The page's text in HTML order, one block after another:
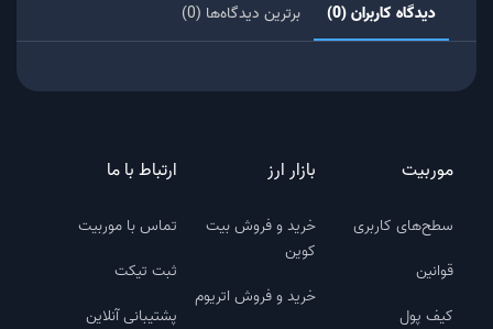
دیدگاه کاربران (0) برترین دیدگاه‌ها (0)
موربیت
سطح‌های کاربری
قوانین
کیف پول
بازار ارز
خرید و فروش بیت
کوین
خرید و فروش اتریوم
ارتباط با ما
تماس با موربیت
ثبت تیکت
پشتیبانی آنلاین